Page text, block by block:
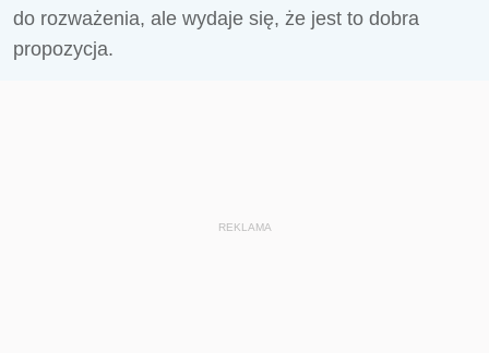
do rozważenia, ale wydaje się, że jest to dobra
propozycja.
REKLAMA